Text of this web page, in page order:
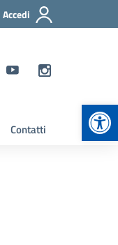
Accedi
Contatti